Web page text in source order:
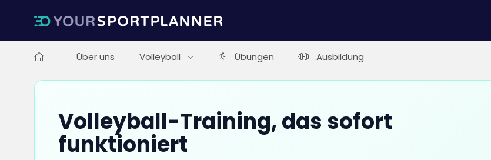
Über uns Volleyball Übungen Ausbildung
Volleyball-Training, das sofort
funktioniert